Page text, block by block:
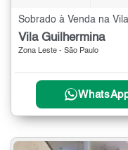
Sobrado à Venda na
Vila Guilhermina
Zona Leste - São Paulo